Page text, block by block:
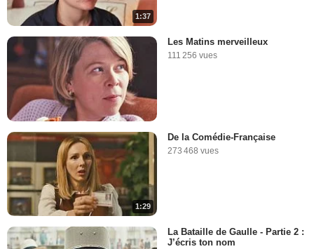
1:37
Les Matins merveilleux
111 256 vues
1:29
De la Comédie-Française
273 468 vues
La Bataille de Gaulle - Partie 2 :
J’écris ton nom